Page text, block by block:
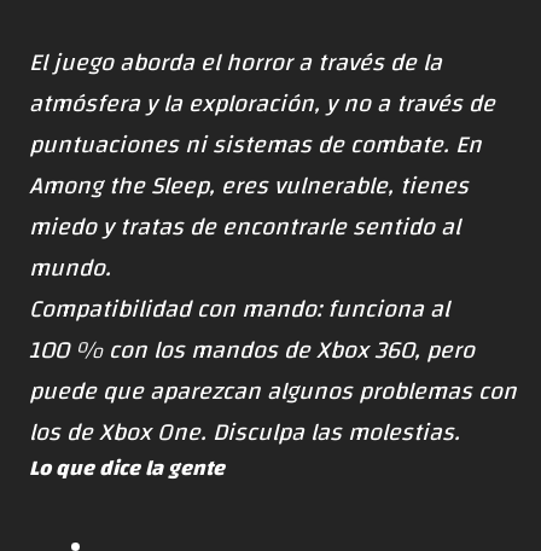
El juego aborda el horror a través de la
atmósfera y la exploración, y no a través de
puntuaciones ni sistemas de combate. En
Among the Sleep, eres vulnerable, tienes
miedo y tratas de encontrarle sentido al
mundo.
Compatibilidad con mando: funciona al
100 % con los mandos de Xbox 360, pero
puede que aparezcan algunos problemas con
los de Xbox One. Disculpa las molestias.
Lo que dice la gente